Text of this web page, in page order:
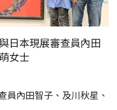
日本現展審查員內田
女士
員內田智子、及川秋星、